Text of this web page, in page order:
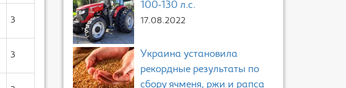
3
3
100-130 л.с.
17.08.2022
Украина установила
рекордные результаты по
сбору ячменя, ржи и рапса